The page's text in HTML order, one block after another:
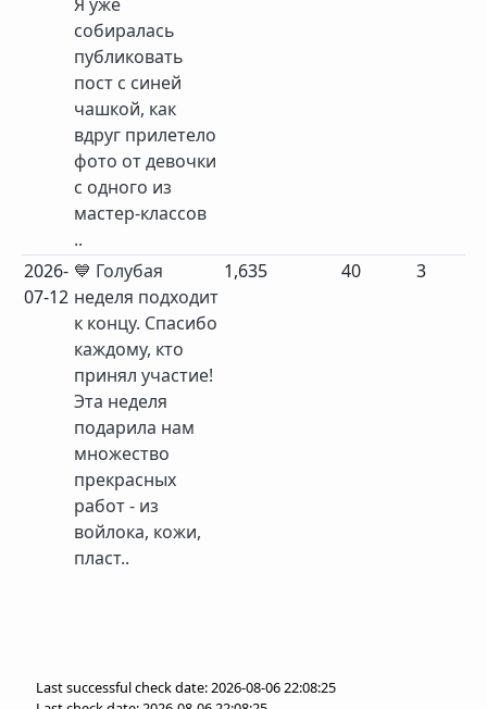
собиралась
публиковать
пост с синей
чашкой, как
вдруг прилетело
фото от девочки
с одного из
мастер-классов
..
2026-
07-12
💙 Голубая
неделя подходит
к концу. Спасибо
каждому, кто
принял участие!
Эта неделя
подарила нам
множество
прекрасных
работ - из
войлока, кожи,
пласт..
1,635 40 3
Last successful check date: 2026-08-06 22:08:25